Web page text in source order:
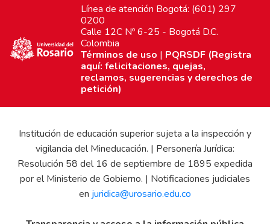
Línea de atención Bogotá: (601) 297
0200
Calle 12C Nº 6-25 - Bogotá D.C.
Colombia
Términos de uso | PQRSDF (Registra
aquí: felicitaciones, quejas,
reclamos, sugerencias y derechos de
petición)
Institución de educación superior sujeta a la inspección y
vigilancia del Mineducación. | Personería Jurídica:
Resolución 58 del 16 de septiembre de 1895 expedida
por el Ministerio de Gobierno. | Notificaciones judiciales
en juridica@urosario.edu.co